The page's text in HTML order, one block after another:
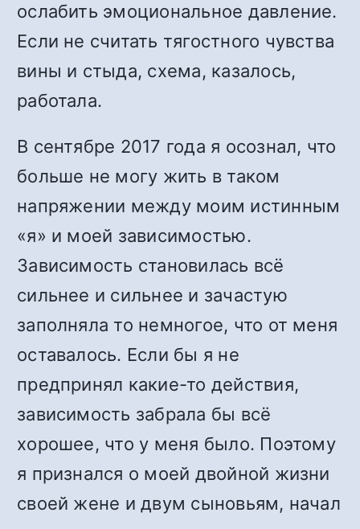
ослабить эмоциональное давление.
Если не считать тягостного чувства
вины и стыда, схема, казалось,
работала.
В сентябре 2017 года я осознал, что
больше не могу жить в таком
напряжении между моим истинным
«я» и моей зависимостью.
Зависимость становилась всё
сильнее и сильнее и зачастую
заполняла то немногое, что от меня
оставалось. Если бы я не
предпринял какие-то действия,
зависимость забрала бы всё
хорошее, что у меня было. Поэтому
я признался о моей двойной жизни
своей жене и двум сыновьям, начал